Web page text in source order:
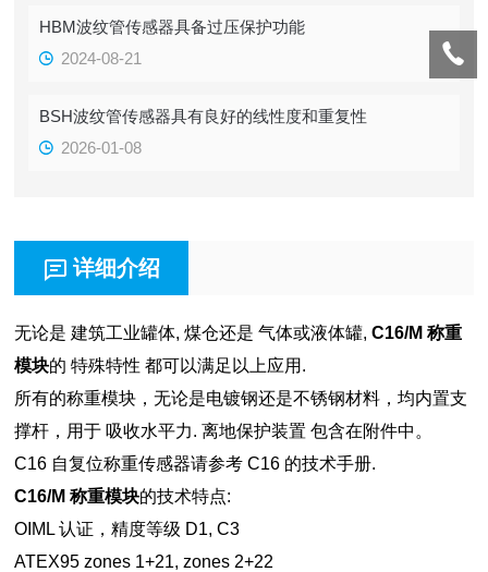
HBM波纹管传感器具备过压保护功能
2024-08-21
BSH波纹管传感器具有良好的线性度和重复性
2026-01-08
详细介绍
无论是 建筑工业罐体, 煤仓还是 气体或液体罐,C16/M 称重
模块的 特殊特性 都可以满足以上应用.
所有的称重模块，无论是电镀钢还是不锈钢材料，均内置支
撑杆，用于 吸收水平力. 离地保护装置 包含在附件中。
C16 自复位称重传感器请参考 C16 的技术手册.
C16/M 称重模块的技术特点:
OIML 认证，精度等级 D1, C3
ATEX95 zones 1+21, zones 2+22